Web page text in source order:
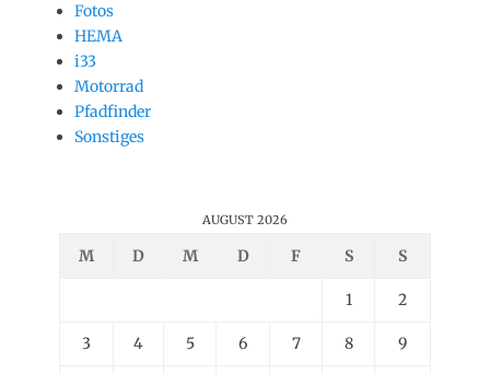
Fotos
HEMA
i33
Motorrad
Pfadfinder
Sonstiges
AUGUST 2026
M D M D F S S
1 2
3 4 5 6 7 8 9